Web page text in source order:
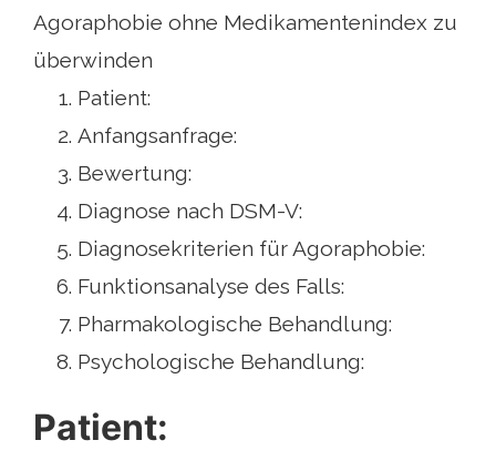
Agoraphobie ohne Medikamentenindex zu
überwinden
Patient:
Anfangsanfrage:
Bewertung:
Diagnose nach DSM-V:
Diagnosekriterien für Agoraphobie:
Funktionsanalyse des Falls:
Pharmakologische Behandlung:
Psychologische Behandlung:
Patient: